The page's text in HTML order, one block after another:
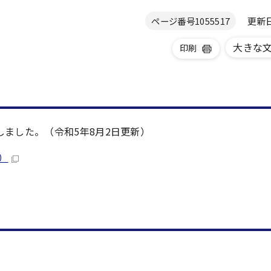
ページ番号1055517 更新
印刷 大きな
した。（令和5年8月2日更新）